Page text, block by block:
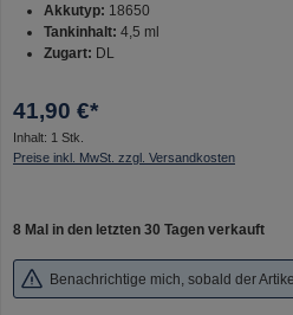
Akkutyp: 18650
Tankinhalt: 4,5 ml
Zugart: DL
41,90 €*
Inhalt: 1 Stk.
Preise inkl. MwSt. zzgl. Versandkosten
8 Mal in den letzten 30 Tagen verkauft
Benachrichtige mich, sobald der